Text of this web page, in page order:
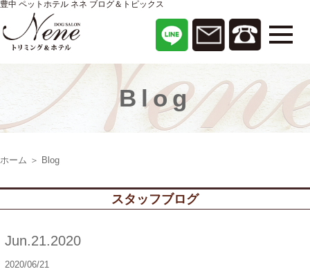
豊中 ペットホテル ネネ ブログ＆トピックス
Blog
ホーム ＞ Blog
スタッフブログ
Jun.21.2020
2020/06/21